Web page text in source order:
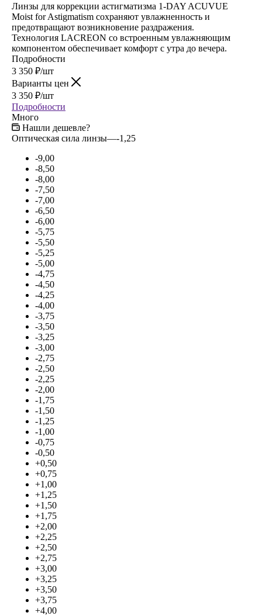
Линзы для коррекции астигматизма 1-DAY ACUVUE
Moist for Astigmatism сохраняют увлажненность и
предотвращают возникновение раздражения.
Технология LACREON со встроенным увлажняющим
компонентом обеспечивает комфорт с утра до вечера.
Подробности
3 350 ₽/шт
Варианты цен
3 350 ₽/шт
Подробности
Много
Нашли дешевле?
Оптическая сила линзы—-1,25
-9,00
-8,50
-8,00
-7,50
-7,00
-6,50
-6,00
-5,75
-5,50
-5,25
-5,00
-4,75
-4,50
-4,25
-4,00
-3,75
-3,50
-3,25
-3,00
-2,75
-2,50
-2,25
-2,00
-1,75
-1,50
-1,25
-1,00
-0,75
-0,50
+0,50
+0,75
+1,00
+1,25
+1,50
+1,75
+2,00
+2,25
+2,50
+2,75
+3,00
+3,25
+3,50
+3,75
+4,00